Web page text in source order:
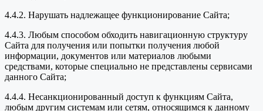
4.4.2. Нарушать надлежащее функционирование Сайта;
4.4.3. Любым способом обходить навигационную структуру
Сайта для получения или попытки получения любой
информации, документов или материалов любыми
средствами, которые специально не представлены сервисами
данного Сайта;
4.4.4. Несанкционированный доступ к функциям Сайта,
любым другим системам или сетям, относящимся к данному